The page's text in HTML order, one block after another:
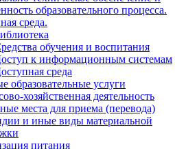
образовательного процесса.
среда.
обучения и воспитания
к информационным системам
среда
образовательные услуги
хозяйственная деятельность
места для приема (перевода)
и иные виды материальной
питания